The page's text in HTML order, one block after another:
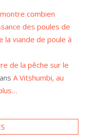
combien
des poules de
la viande de poule à
de la pêche sur le
A Vitshumbi, au